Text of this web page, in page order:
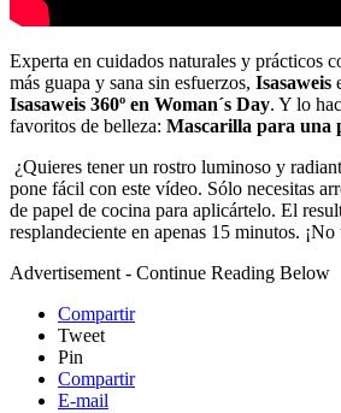
Experta en cuidados naturales y prácticos
más guapa y sana sin esfuerzos, Isasaweis
Isasaweis 360º en Woman´s Day. Y lo
favoritos de belleza: Mascarilla para una
¿Quieres tener un rostro luminoso y
pone fácil con este vídeo. Sólo necesitas
de papel de cocina para aplicártelo. El
resplandeciente en apenas 15 minutos.
Advertisement - Continue Reading Below
Compartir
Tweet
Pin
Compartir
E-mail